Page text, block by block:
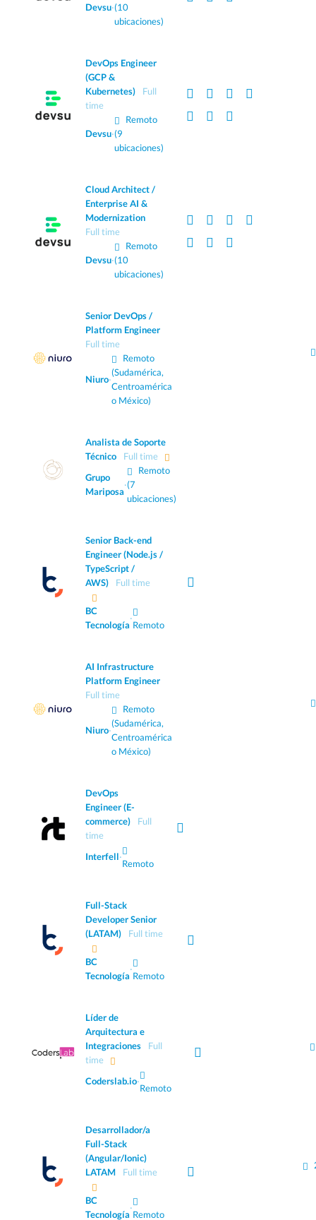
Devsu·(10
ubicaciones)
DevOps Engineer
(GCP &
Kubernetes)
Full
time
Devsu·
Remoto
(9
ubicaciones)
Cloud Architect /
Enterprise AI &
Modernization
Full time
Devsu·
Remoto
(10
ubicaciones)
Senior DevOps /
Platform Engineer
Full time
Niuro·
Remoto
(Sudamérica,
Centroamérica
o México)
Analista de Soporte
Técnico
Full time
Grupo
Mariposa
·
Remoto
(7
ubicaciones)
Senior Back-end
Engineer (Node.js /
TypeScript /
AWS)
Full time
BC
Tecnología
·
Remoto
AI Infrastructure
Platform Engineer
Full time
Niuro·
Remoto
(Sudamérica,
Centroamérica
o México)
DevOps
Engineer (E-
commerce)
Full
time
Interfell·
Remoto
Full-Stack
Developer Senior
(LATAM)
Full time
BC
Tecnología
·
Remoto
Líder de
Arquitectura e
Integraciones
Full
time
Coderslab.io·
Remoto
Desarrollador/a
Full-Stack
(Angular/Ionic)
LATAM
Full time
BC
Tecnología
·
Remoto